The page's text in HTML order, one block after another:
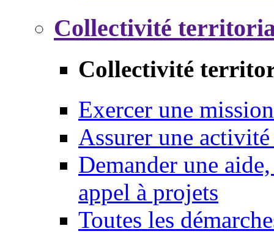
Collectivité
Collectivité
Exercer une mission
Assurer une
Demander une
appel à projets
Toutes les